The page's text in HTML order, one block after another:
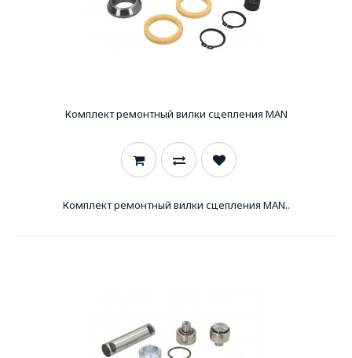
Комплект ремонтный вилки сцепления MAN
Комплект ремонтный вилки сцепления MAN..